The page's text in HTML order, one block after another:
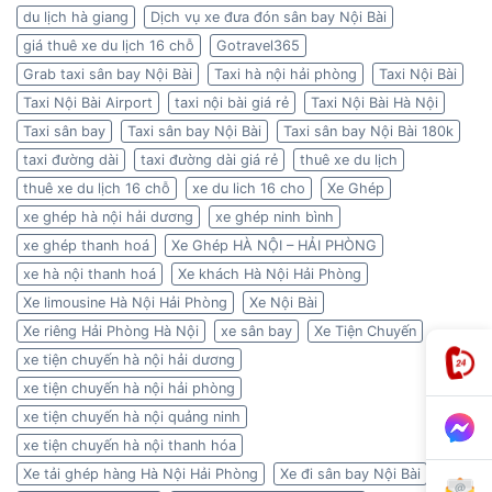
du lịch hà giang
Dịch vụ xe đưa đón sân bay Nội Bài
giá thuê xe du lịch 16 chỗ
Gotravel365
Grab taxi sân bay Nội Bài
Taxi hà nội hải phòng
Taxi Nội Bài
Taxi Nội Bài Airport
taxi nội bài giá rẻ
Taxi Nội Bài Hà Nội
Taxi sân bay
Taxi sân bay Nội Bài
Taxi sân bay Nội Bài 180k
taxi đường dài
taxi đường dài giá rẻ
thuê xe du lịch
thuê xe du lịch 16 chỗ
xe du lich 16 cho
Xe Ghép
xe ghép hà nội hải dương
xe ghép ninh bình
xe ghép thanh hoá
Xe Ghép HÀ NỘI – HẢI PHÒNG
xe hà nội thanh hoá
Xe khách Hà Nội Hải Phòng
Xe limousine Hà Nội Hải Phòng
Xe Nội Bài
Xe riêng Hải Phòng Hà Nội
xe sân bay
Xe Tiện Chuyến
xe tiện chuyến hà nội hải dương
xe tiện chuyến hà nội hải phòng
xe tiện chuyến hà nội quảng ninh
xe tiện chuyến hà nội thanh hóa
Xe tải ghép hàng Hà Nội Hải Phòng
Xe đi sân bay Nội Bài